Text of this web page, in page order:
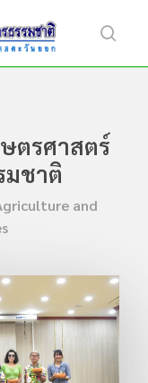
ตรศาสตร์
มชาติ
and